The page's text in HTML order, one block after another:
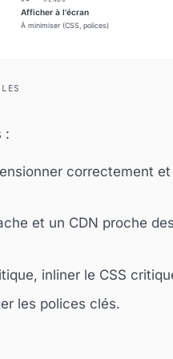
:
correctement et
et un CDN proche
inliner le CSS
les polices clés.